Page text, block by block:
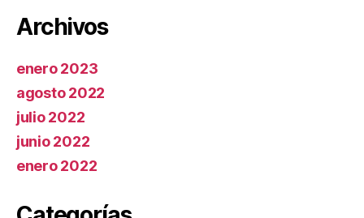
Archivos
enero 2023
agosto 2022
julio 2022
junio 2022
enero 2022